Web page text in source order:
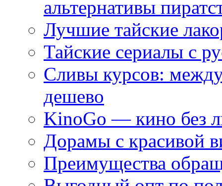
альтернативы
Лучшие тайские
Тайские сериалы с
Сливы курсов:
дешево
KinoGo — кино без
Дорамы с красивой
Преимущества